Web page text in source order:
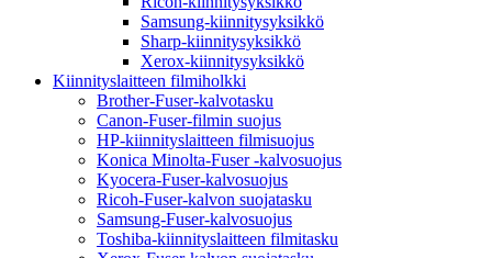
Samsung-kiinnitysyksikkö
Sharp-kiinnitysyksikkö
Xerox-kiinnitysyksikkö
Kiinnityslaitteen filmiholkki
Brother-Fuser-kalvotasku
Canon-Fuser-filmin suojus
HP-kiinnityslaitteen filmisuojus
Konica Minolta-Fuser -kalvosuojus
Kyocera-Fuser-kalvosuojus
Ricoh-Fuser-kalvon suojatasku
Samsung-Fuser-kalvosuojus
Toshiba-kiinnityslaitteen filmitasku